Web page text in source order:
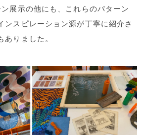
展示の他にも、これらのパターン
ンスピレーション源が丁寧に紹介さ
ありました。